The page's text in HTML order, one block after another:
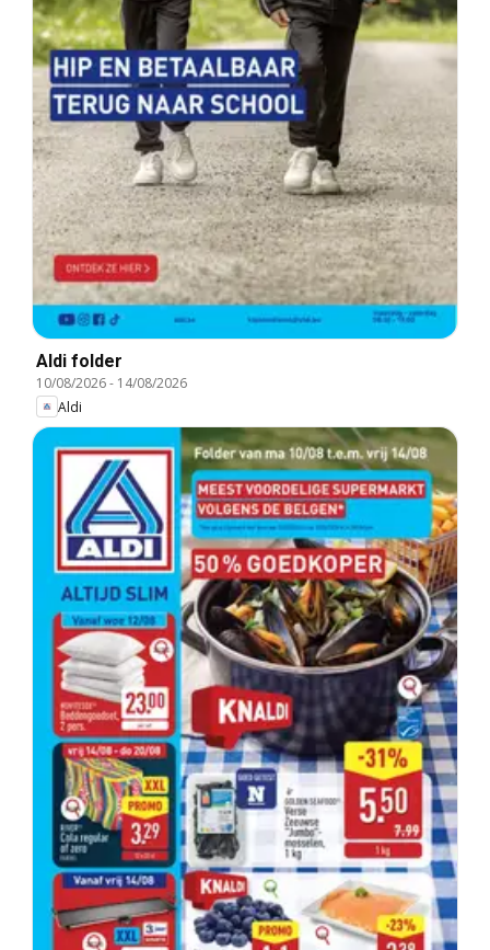
Aldi folder
10/08/2026- 14/08/2026
Aldi